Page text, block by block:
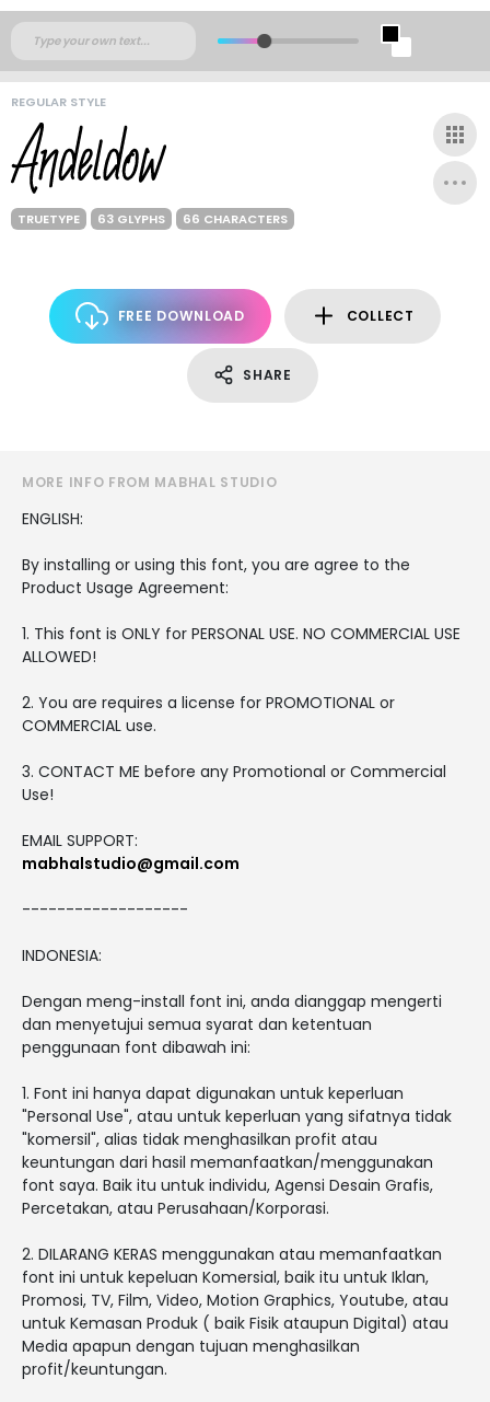
REGULAR STYLE
TRUETYPE 63 GLYPHS 66 CHARACTERS
FREE DOWNLOAD COLLECT
SHARE
MORE INFO FROM MABHAL STUDIO
ENGLISH:
By installing or using this font, you are agree to the
Product Usage Agreement:
1. This font is ONLY for PERSONAL USE. NO COMMERCIAL USE
ALLOWED!
2. You are requires a license for PROMOTIONAL or
COMMERCIAL use.
3. CONTACT ME before any Promotional or Commercial
Use!
EMAIL SUPPORT:
mabhalstudio@gmail.com
-------------------
INDONESIA:
Dengan meng-install font ini, anda dianggap mengerti
dan menyetujui semua syarat dan ketentuan
penggunaan font dibawah ini:
1. Font ini hanya dapat digunakan untuk keperluan
"Personal Use", atau untuk keperluan yang sifatnya tidak
"komersil", alias tidak menghasilkan profit atau
keuntungan dari hasil memanfaatkan/menggunakan
font saya. Baik itu untuk individu, Agensi Desain Grafis,
Percetakan, atau Perusahaan/Korporasi.
2. DILARANG KERAS menggunakan atau memanfaatkan
font ini untuk kepeluan Komersial, baik itu untuk Iklan,
Promosi, TV, Film, Video, Motion Graphics, Youtube, atau
untuk Kemasan Produk ( baik Fisik ataupun Digital) atau
Media apapun dengan tujuan menghasilkan
profit/keuntungan.